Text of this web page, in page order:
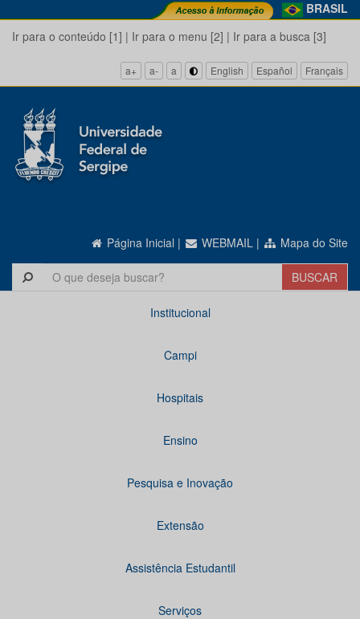
BRASIL
Ir para o conteúdo [1] | Ir para o menu [2] | Ir para a busca [3]
a+ a- a English Español Français
Página Inicial | WEBMAIL | Mapa do Site
Institucional
Campi
Hospitais
Ensino
Pesquisa e Inovação
Extensão
Assistência Estudantil
Serviços